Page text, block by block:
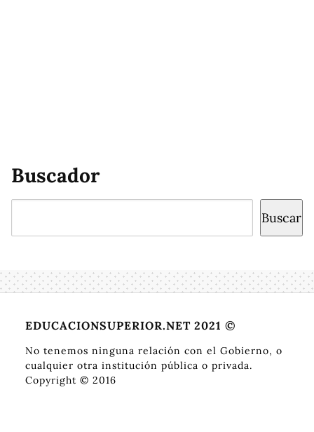
Buscador
Buscar
EDUCACIONSUPERIOR.NET 2021 ©
No tenemos ninguna relación con el Gobierno, o
cualquier otra institución pública o privada.
Copyright © 2016